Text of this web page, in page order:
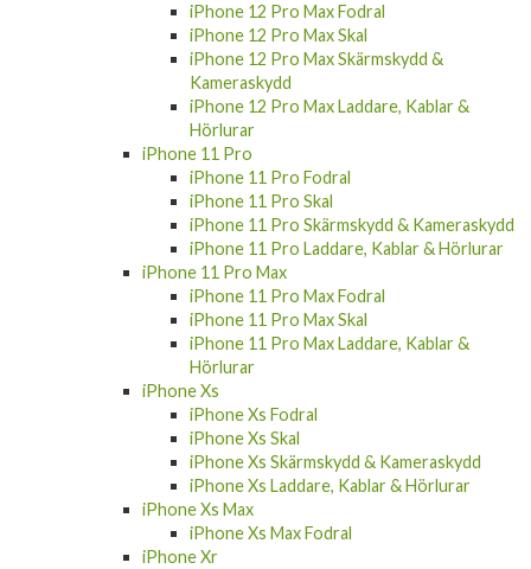
iPhone 12 Pro Max Fodral
iPhone 12 Pro Max Skal
iPhone 12 Pro Max Skärmskydd &
Kameraskydd
iPhone 12 Pro Max Laddare, Kablar &
Hörlurar
iPhone 11 Pro
iPhone 11 Pro Fodral
iPhone 11 Pro Skal
iPhone 11 Pro Skärmskydd & Kameraskydd
iPhone 11 Pro Laddare, Kablar & Hörlurar
iPhone 11 Pro Max
iPhone 11 Pro Max Fodral
iPhone 11 Pro Max Skal
iPhone 11 Pro Max Laddare, Kablar &
Hörlurar
iPhone Xs
iPhone Xs Fodral
iPhone Xs Skal
iPhone Xs Skärmskydd & Kameraskydd
iPhone Xs Laddare, Kablar & Hörlurar
iPhone Xs Max
iPhone Xs Max Fodral
iPhone Xr